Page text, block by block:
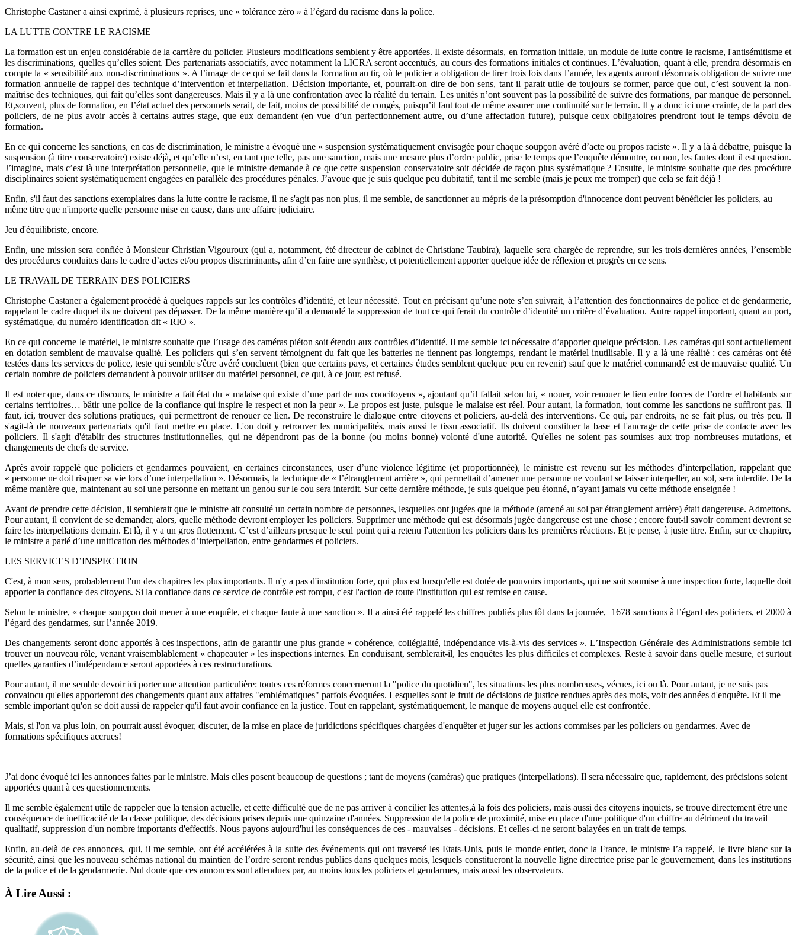
Christophe Castaner a ainsi exprimé, à plusieurs reprises, une « tolérance zéro » à l’égard du racisme dans la police.
LA LUTTE CONTRE LE RACISME
La formation est un enjeu considérable de la carrière du policier. Plusieurs modifications semblent y être apportées. Il existe désormais, en formation initiale, un module de lutte contre le racisme, l'antisémitisme et
les discriminations, quelles qu’elles soient. Des partenariats associatifs, avec notamment la LICRA seront accentués, au cours des formations initiales et continues. L’évaluation, quant à elle, prendra désormais en
compte la « sensibilité aux non-discriminations ». A l’image de ce qui se fait dans la formation au tir, où le policier a obligation de tirer trois fois dans l’année, les agents auront désormais obligation de suivre une
formation annuelle de rappel des technique d’intervention et interpellation. Décision importante, et, pourrait-on dire de bon sens, tant il parait utile de toujours se former, parce que oui, c’est souvent la non-
maîtrise des techniques, qui fait qu’elles sont dangereuses. Mais il y a là une confrontation avec la réalité du terrain. Les unités n’ont souvent pas la possibilité de suivre des formations, par manque de personnel.
Et,souvent, plus de formation, en l’état actuel des personnels serait, de fait, moins de possibilité de congés, puisqu’il faut tout de même assurer une continuité sur le terrain. Il y a donc ici une crainte, de la part des
policiers, de ne plus avoir accès à certains autres stage, que eux demandent (en vue d’un perfectionnement autre, ou d’une affectation future), puisque ceux obligatoires prendront tout le temps dévolu de
formation.
En ce qui concerne les sanctions, en cas de discrimination, le ministre a évoqué une « suspension systématiquement envisagée pour chaque soupçon avéré d’acte ou propos raciste ». Il y a là à débattre, puisque la
suspension (à titre conservatoire) existe déjà, et qu’elle n’est, en tant que telle, pas une sanction, mais une mesure plus d’ordre public, prise le temps que l’enquête démontre, ou non, les fautes dont il est question.
J’imagine, mais c’est là une interprétation personnelle, que le ministre demande à ce que cette suspension conservatoire soit décidée de façon plus systématique ? Ensuite, le ministre souhaite que des procédure
disciplinaires soient systématiquement engagées en parallèle des procédures pénales. J’avoue que je suis quelque peu dubitatif, tant il me semble (mais je peux me tromper) que cela se fait déjà !
Enfin, s'il faut des sanctions exemplaires dans la lutte contre le racisme, il ne s'agit pas non plus, il me semble, de sanctionner au mépris de la présomption d'innocence dont peuvent bénéficier les policiers, au
même titre que n'importe quelle personne mise en cause, dans une affaire judiciaire.
Jeu d'équilibriste, encore.
Enfin, une mission sera confiée à Monsieur Christian Vigouroux (qui a, notamment, été directeur de cabinet de Christiane Taubira), laquelle sera chargée de reprendre, sur les trois dernières années, l’ensemble
des procédures conduites dans le cadre d’actes et/ou propos discriminants, afin d’en faire une synthèse, et potentiellement apporter quelque idée de réflexion et progrès en ce sens.
LE TRAVAIL DE TERRAIN DES POLICIERS
Christophe Castaner a également procédé à quelques rappels sur les contrôles d’identité, et leur nécessité. Tout en précisant qu’une note s’en suivrait, à l’attention des fonctionnaires de police et de gendarmerie,
rappelant le cadre duquel ils ne doivent pas dépasser. De la même manière qu’il a demandé la suppression de tout ce qui ferait du contrôle d’identité un critère d’évaluation. Autre rappel important, quant au port,
systématique, du numéro identification dit « RIO ».
En ce qui concerne le matériel, le ministre souhaite que l’usage des caméras piéton soit étendu aux contrôles d’identité. Il me semble ici nécessaire d’apporter quelque précision. Les caméras qui sont actuellement
en dotation semblent de mauvaise qualité. Les policiers qui s’en servent témoignent du fait que les batteries ne tiennent pas longtemps, rendant le matériel inutilisable. Il y a là une réalité : ces caméras ont été
testées dans les services de police, teste qui semble s'être avéré concluent (bien que certains pays, et certaines études semblent quelque peu en revenir) sauf que le matériel commandé est de mauvaise qualité. Un
certain nombre de policiers demandent à pouvoir utiliser du matériel personnel, ce qui, à ce jour, est refusé.
Il est noter que, dans ce discours, le ministre a fait état du « malaise qui existe d’une part de nos concitoyens », ajoutant qu’il fallait selon lui, « nouer, voir renouer le lien entre forces de l’ordre et habitants sur
certains territoires… bâtir une police de la confiance qui inspire le respect et non la peur ». Le propos est juste, puisque le malaise est réel. Pour autant, la formation, tout comme les sanctions ne suffiront pas. Il
faut, ici, trouver des solutions pratiques, qui permettront de renouer ce lien. De reconstruire le dialogue entre citoyens et policiers, au-delà des interventions. Ce qui, par endroits, ne se fait plus, ou très peu. Il
s'agit-là de nouveaux partenariats qu'il faut mettre en place. L'on doit y retrouver les municipalités, mais aussi le tissu associatif. Ils doivent constituer la base et l'ancrage de cette prise de contacte avec les
policiers. Il s'agit d'établir des structures institutionnelles, qui ne dépendront pas de la bonne (ou moins bonne) volonté d'une autorité. Qu'elles ne soient pas soumises aux trop nombreuses mutations, et
changements de chefs de service.
Après avoir rappelé que policiers et gendarmes pouvaient, en certaines circonstances, user d’une violence légitime (et proportionnée), le ministre est revenu sur les méthodes d’interpellation, rappelant que
« personne ne doit risquer sa vie lors d’une interpellation ». Désormais, la technique de « l’étranglement arrière », qui permettait d’amener une personne ne voulant se laisser interpeller, au sol, sera interdite. De la
même manière que, maintenant au sol une personne en mettant un genou sur le cou sera interdit. Sur cette dernière méthode, je suis quelque peu étonné, n’ayant jamais vu cette méthode enseignée !
Avant de prendre cette décision, il semblerait que le ministre ait consulté un certain nombre de personnes, lesquelles ont jugées que la méthode (amené au sol par étranglement arrière) était dangereuse. Admettons.
Pour autant, il convient de se demander, alors, quelle méthode devront employer les policiers. Supprimer une méthode qui est désormais jugée dangereuse est une chose ; encore faut-il savoir comment devront se
faire les interpellations demain. Et là, il y a un gros flottement. C’est d’ailleurs presque le seul point qui a retenu l'attention les policiers dans les premières réactions. Et je pense, à juste titre. Enfin, sur ce chapitre,
le ministre a parlé d’une unification des méthodes d’interpellation, entre gendarmes et policiers.
LES SERVICES D’INSPECTION
C'est, à mon sens, probablement l'un des chapitres les plus importants. Il n'y a pas d'institution forte, qui plus est lorsqu'elle est dotée de pouvoirs importants, qui ne soit soumise à une inspection forte, laquelle doit
apporter la confiance des citoyens. Si la confiance dans ce service de contrôle est rompu, c'est l'action de toute l'institution qui est remise en cause.
Selon le ministre, « chaque soupçon doit mener à une enquête, et chaque faute à une sanction ». Il a ainsi été rappelé les chiffres publiés plus tôt dans la journée, 1678 sanctions à l’égard des policiers, et 2000 à
l’égard des gendarmes, sur l’année 2019.
Des changements seront donc apportés à ces inspections, afin de garantir une plus grande « cohérence, collégialité, indépendance vis-à-vis des services ». L’Inspection Générale des Administrations semble ici
trouver un nouveau rôle, venant vraisemblablement « chapeauter » les inspections internes. En conduisant, semblerait-il, les enquêtes les plus difficiles et complexes. Reste à savoir dans quelle mesure, et surtout
quelles garanties d’indépendance seront apportées à ces restructurations.
Pour autant, il me semble devoir ici porter une attention particulière: toutes ces réformes concerneront la "police du quotidien", les situations les plus nombreuses, vécues, ici ou là. Pour autant, je ne suis pas
convaincu qu'elles apporteront des changements quant aux affaires "emblématiques" parfois évoquées. Lesquelles sont le fruit de décisions de justice rendues après des mois, voir des années d'enquête. Et il me
semble important qu'on se doit aussi de rappeler qu'il faut avoir confiance en la justice. Tout en rappelant, systématiquement, le manque de moyens auquel elle est confrontée.
Mais, si l'on va plus loin, on pourrait aussi évoquer, discuter, de la mise en place de juridictions spécifiques chargées d'enquêter et juger sur les actions commises par les policiers ou gendarmes. Avec de
formations spécifiques accrues!
J’ai donc évoqué ici les annonces faites par le ministre. Mais elles posent beaucoup de questions ; tant de moyens (caméras) que pratiques (interpellations). Il sera nécessaire que, rapidement, des précisions soient
apportées quant à ces questionnements.
Il me semble également utile de rappeler que la tension actuelle, et cette difficulté que de ne pas arriver à concilier les attentes,à la fois des policiers, mais aussi des citoyens inquiets, se trouve directement être une
conséquence de inefficacité de la classe politique, des décisions prises depuis une quinzaine d'années. Suppression de la police de proximité, mise en place d'une politique d'un chiffre au détriment du travail
qualitatif, suppression d'un nombre importants d'effectifs. Nous payons aujourd'hui les conséquences de ces - mauvaises - décisions. Et celles-ci ne seront balayées en un trait de temps.
Enfin, au-delà de ces annonces, qui, il me semble, ont été accélérées à la suite des événements qui ont traversé les Etats-Unis, puis le monde entier, donc la France, le ministre l’a rappelé, le livre blanc sur la
sécurité, ainsi que les nouveau schémas national du maintien de l’ordre seront rendus publics dans quelques mois, lesquels constitueront la nouvelle ligne directrice prise par le gouvernement, dans les institutions
de la police et de la gendarmerie. Nul doute que ces annonces sont attendues par, au moins tous les policiers et gendarmes, mais aussi les observateurs.
À Lire Aussi :